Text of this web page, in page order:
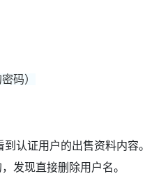
码）
认证用户的出售资料内容。
发现直接删除用户名。